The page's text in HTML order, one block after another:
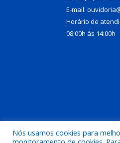
E-mail:
Horário de
08:00h às 14:00h
Todos os
Nós usamos cookies para